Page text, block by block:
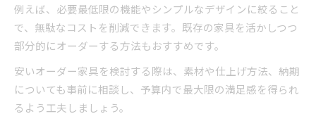
例えば、必要最低限の機能やシンプルなデザインに絞ること
で、無駄なコストを削減できます。既存の家具を活かしつつ
部分的にオーダーする方法もおすすめです。
安いオーダー家具を検討する際は、素材や仕上げ方法、納期
についても事前に相談し、予算内で最大限の満足感を得られ
るよう工夫しましょう。